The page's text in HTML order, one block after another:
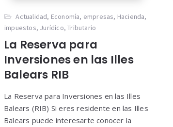
Actualidad, Economía, empresas, Hacienda,
impuestos, Jurídico,Tributario
La Reserva para
Inversiones en las Illes
Balears RIB
La Reserva para Inversiones en las Illes
Balears (RIB) Si eres residente en las Illes
Balears puede interesarte conocer la